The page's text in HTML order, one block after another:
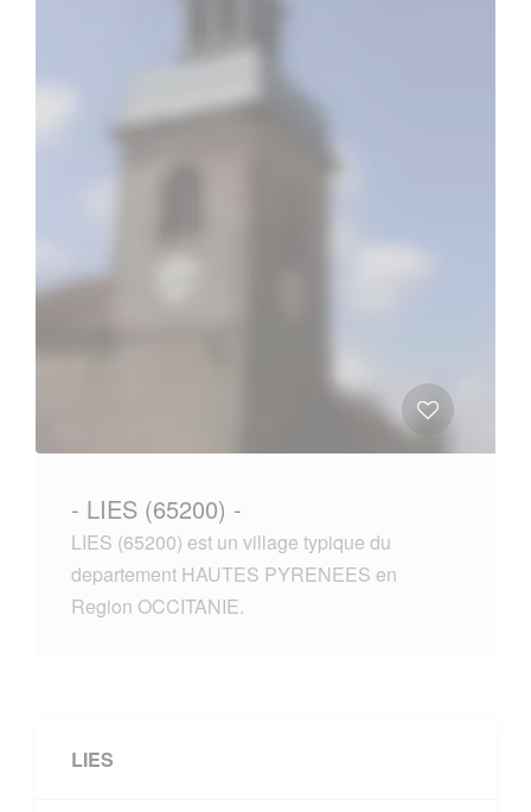
- LIES (65200) -
LIES (65200) est un village typique du
departement HAUTES PYRENEES en
Region OCCITANIE.
LIES